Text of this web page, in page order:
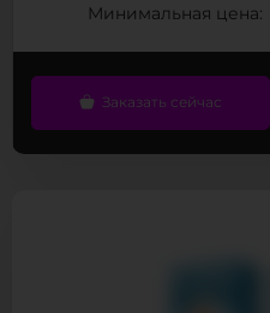
Минимальная цена:
Заказать сейчас